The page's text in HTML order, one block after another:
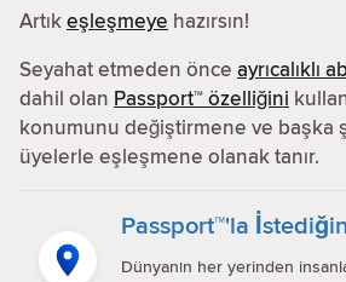
Artıkeşleşmeye hazırsın!
Seyahat etmeden önce ayrıcalıklı
dahil olan Passport™ özelliğini
konumunu değiştirmene ve başka
üyelerle eşleşmene olanak tanır.
Passport™'la
Dünyanın her yerinden